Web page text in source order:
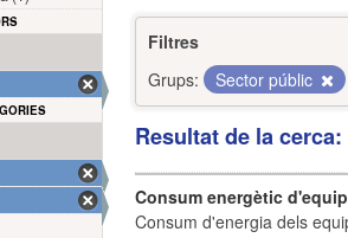
Filtres
Grups:
Sector públic
Resultat de la
Consum energètic
Consum d'energia dels